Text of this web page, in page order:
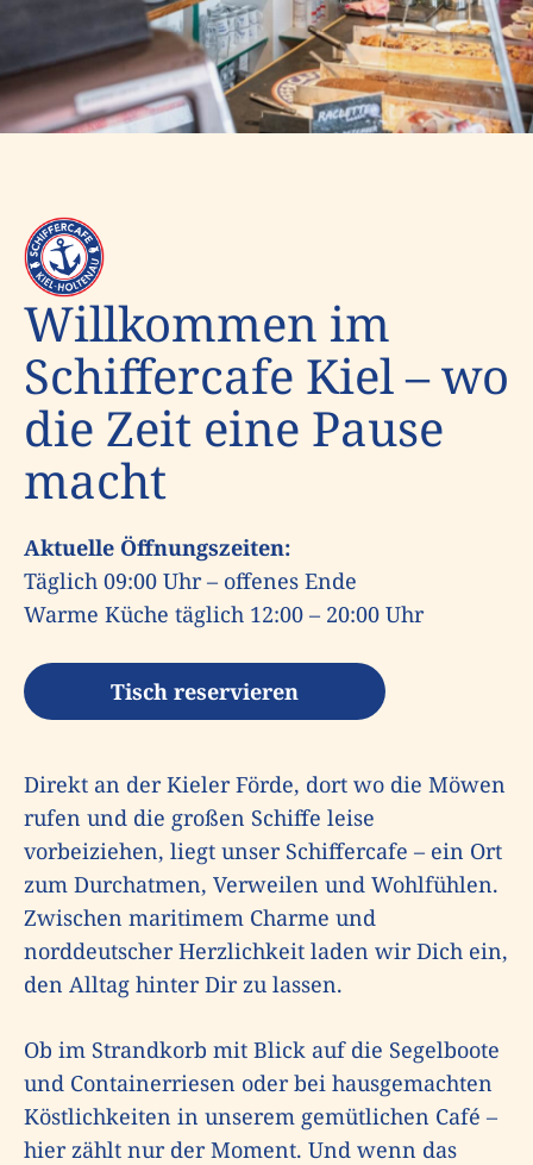
Willkommen im
Schiffercafe Kiel – wo
die Zeit eine Pause
macht
Aktuelle Öffnungszeiten:
Täglich 09:00 Uhr – offenes Ende
Warme Küche täglich 12:00 – 20:00 Uhr
Tisch reservieren
Direkt an der Kieler Förde, dort wo die Möwen
rufen und die großen Schiffe leise
vorbeiziehen, liegt unser Schiffercafe – ein Ort
zum Durchatmen, Verweilen und Wohlfühlen.
Zwischen maritimem Charme und
norddeutscher Herzlichkeit laden wir Dich ein,
den Alltag hinter Dir zu lassen.
Ob im Strandkorb mit Blick auf die Segelboote
und Containerriesen oder bei hausgemachten
Köstlichkeiten in unserem gemütlichen Café –
hier zählt nur der Moment. Und wenn das